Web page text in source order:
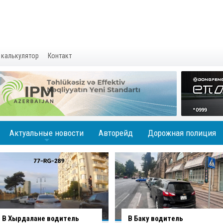
Контакт
Актуальные новости Авторейд Дорожная полиция
В Баку водитель
Вниманию водителей: на